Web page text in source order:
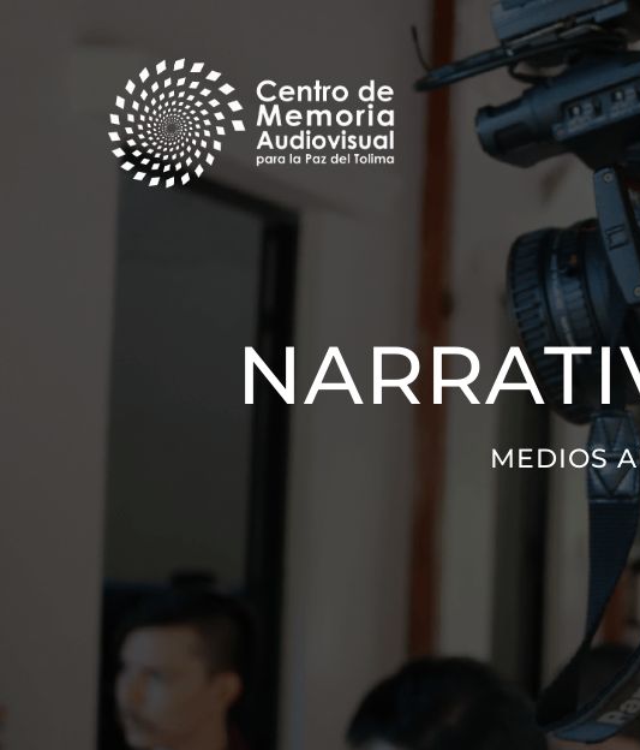
MEDIOS